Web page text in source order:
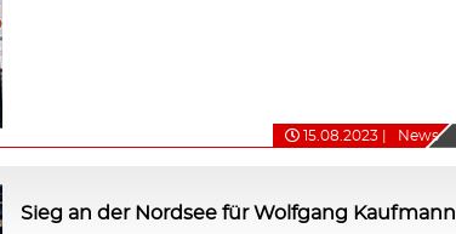
15.08.2023 News
Sieg an der Nordsee für Wolfgang Kaufmann